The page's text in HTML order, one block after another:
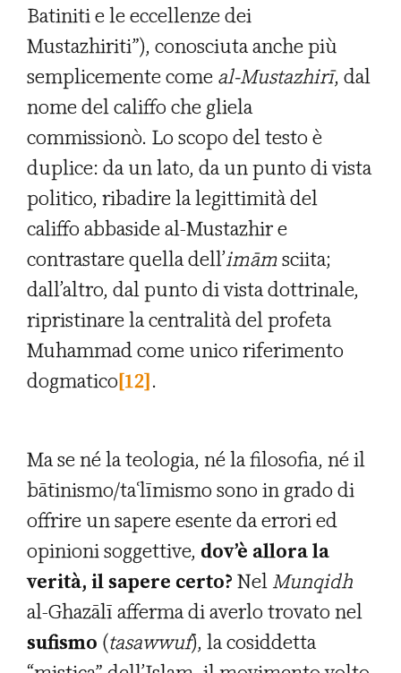
Batiniti e le eccellenze dei
Mustazhiriti”), conosciuta anche più
semplicemente come al-Mustazhirī, dal
nome del califfo che gliela
commissionò. Lo scopo del testo è
duplice: da un lato, da un punto di vista
politico, ribadire la legittimità del
califfo abbaside al-Mustazhir e
contrastare quella dell’imāmsciita;
dall’altro, dal punto di vista dottrinale,
ripristinare la centralità del profeta
Muhammad come unico riferimento
dogmatico[12].
Ma se né la teologia, né la filosofia, né il
bātinismo/taʿlīmismo sono in grado di
offrire un sapere esente da errori ed
opinioni soggettive, dov’è allora la
verità, il sapere certo? Nel Munqidh
al-Ghazālī afferma di averlo trovato nel
sufismo (tasawwuf), la cosiddetta